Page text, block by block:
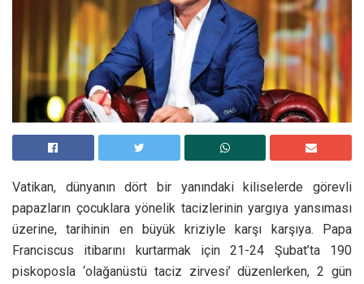
Vatikan, dünyanın dört bir yanındaki kiliselerde görevli
papazların çocuklara yönelik tacizlerinin yargıya yansıması
üzerine, tarihinin en büyük kriziyle karşı karşıya. Papa
Franciscus itibarını kurtarmak için 21-24 Şubat’ta 190
piskoposla ‘olağanüstü taciz zirvesi’ düzenlerken, 2 gün